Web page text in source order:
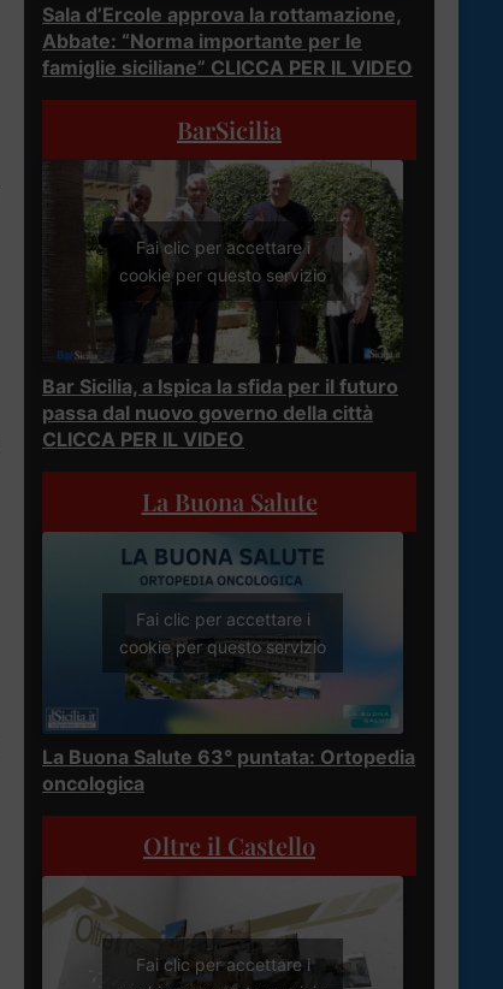
Sala d’Ercole approva la rottamazione,
Abbate: “Norma importante per le
famiglie siciliane” CLICCA PER IL VIDEO
BarSicilia
Fai clic per accettare i
cookie per questo servizio
Bar Sicilia, a Ispica la sfida per il futuro
passa dal nuovo governo della città
CLICCA PER IL VIDEO
La Buona Salute
Fai clic per accettare i
cookie per questo servizio
La Buona Salute 63° puntata: Ortopedia
oncologica
Oltre il Castello
Fai clic per accettare i